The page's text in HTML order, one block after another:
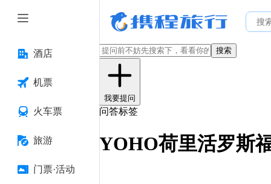
酒店
机票
火车票
旅游
门票·活动
搜索
我要提问
问答标签
YOHO荷里活罗斯